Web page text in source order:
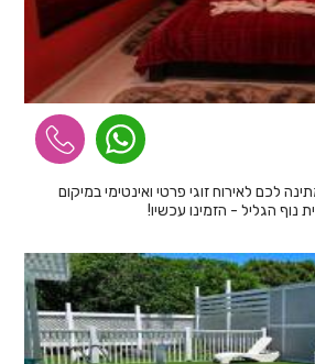
לכם לאירוח זוגי פרטי ואינטימי במיקום
נוף הגליל - הזמינו עכשיו!